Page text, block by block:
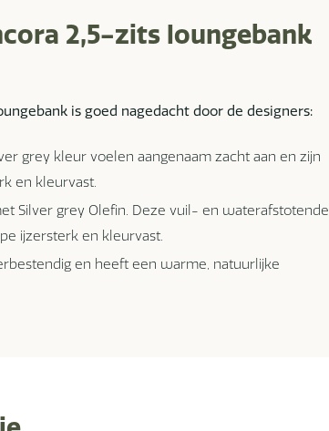
2,5-zits loungebank
is goed nagedacht door de designers:
grey kleur voelen aangenaam zacht aan en zijn
en kleurvast.
Silver grey Olefin. Deze vuil- en waterafstotende
ijzersterk en kleurvast.
en heeft een warme, natuurlijke